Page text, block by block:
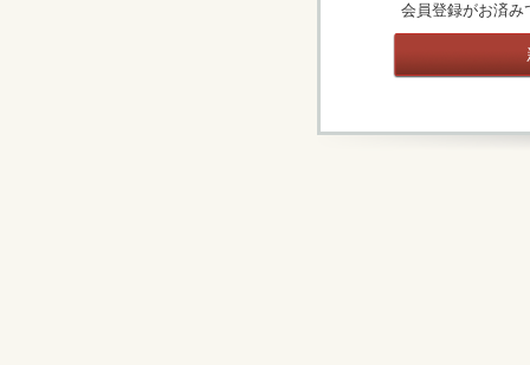
会員登録がお済み